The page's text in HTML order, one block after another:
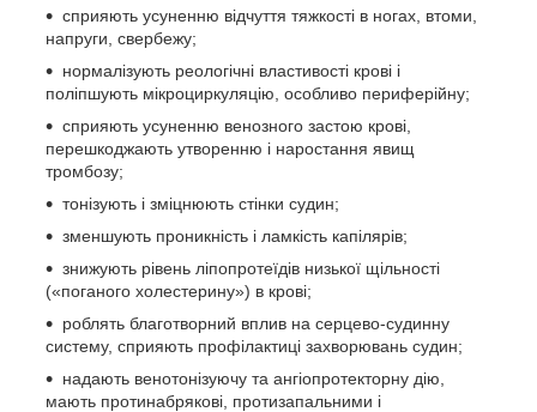
сприяють усуненню відчуття тяжкості в ногах, втоми,
напруги, свербежу;
нормалізують реологічні властивості крові і
поліпшують мікроциркуляцію, особливо периферійну;
сприяють усуненню венозного застою крові,
перешкоджають утворенню і наростання явищ
тромбозу;
тонізують і зміцнюють стінки судин;
зменшують проникність і ламкість капілярів;
знижують рівень ліпопротеїдів низької щільності
(«поганого холестерину») в крові;
роблять благотворний вплив на серцево-судинну
систему, сприяють профілактиці захворювань судин;
надають венотонізуючу та ангіопротекторну дію,
мають протинабрякові, протизапальними і